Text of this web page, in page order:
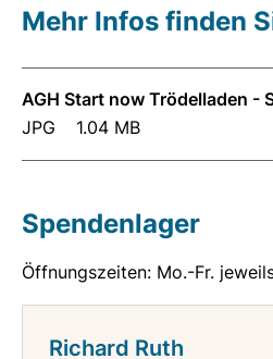
Mehr Infos finden
AGH Start now Trödelladen -
JPG
1.04 MB
Spendenlager
Öffnungszeiten: Mo.-Fr.
Richard Ruth